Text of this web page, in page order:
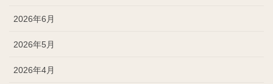
2026年6月
2026年5月
2026年4月